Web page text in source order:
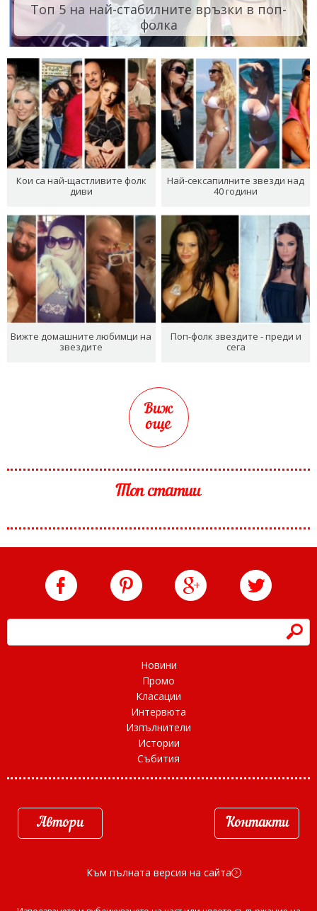
Топ 5 на най-стабилните връзки в поп-
фолка
Кои са най-щастливите фолк
диви
Най-сексапилните звезди над
40 години
Вижте домашните любимци на
звездите
Поп-фолк звездите - преди и
сега
Виж
още
Топ статии
h
Новини
Промо
Класации
Интервюта
Изпълнители
Истории
Събития
Автори Контакти
Към пълната версия на сайта d